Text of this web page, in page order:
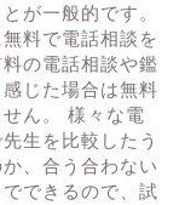
が一般的です。
料で電話相談を
の電話相談や鑑
じた場合は無料
ん。 様々な電
生を比較したう
、合う合わない
できるので、試